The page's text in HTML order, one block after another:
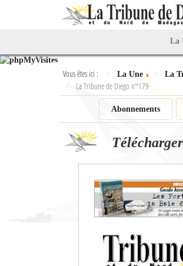
La
Vous êtes ici : La Une La
La Tribune de Diego n°179
Abonnements
Télécharger